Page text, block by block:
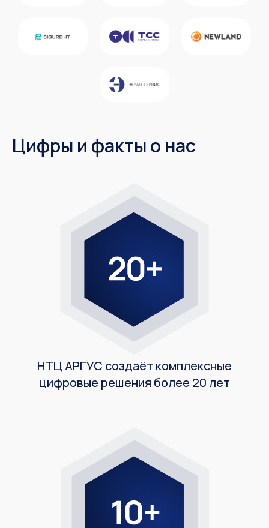
Цифры и факты о нас
НТЦ АРГУС создаёт комплексные
цифровые решения более 20 лет